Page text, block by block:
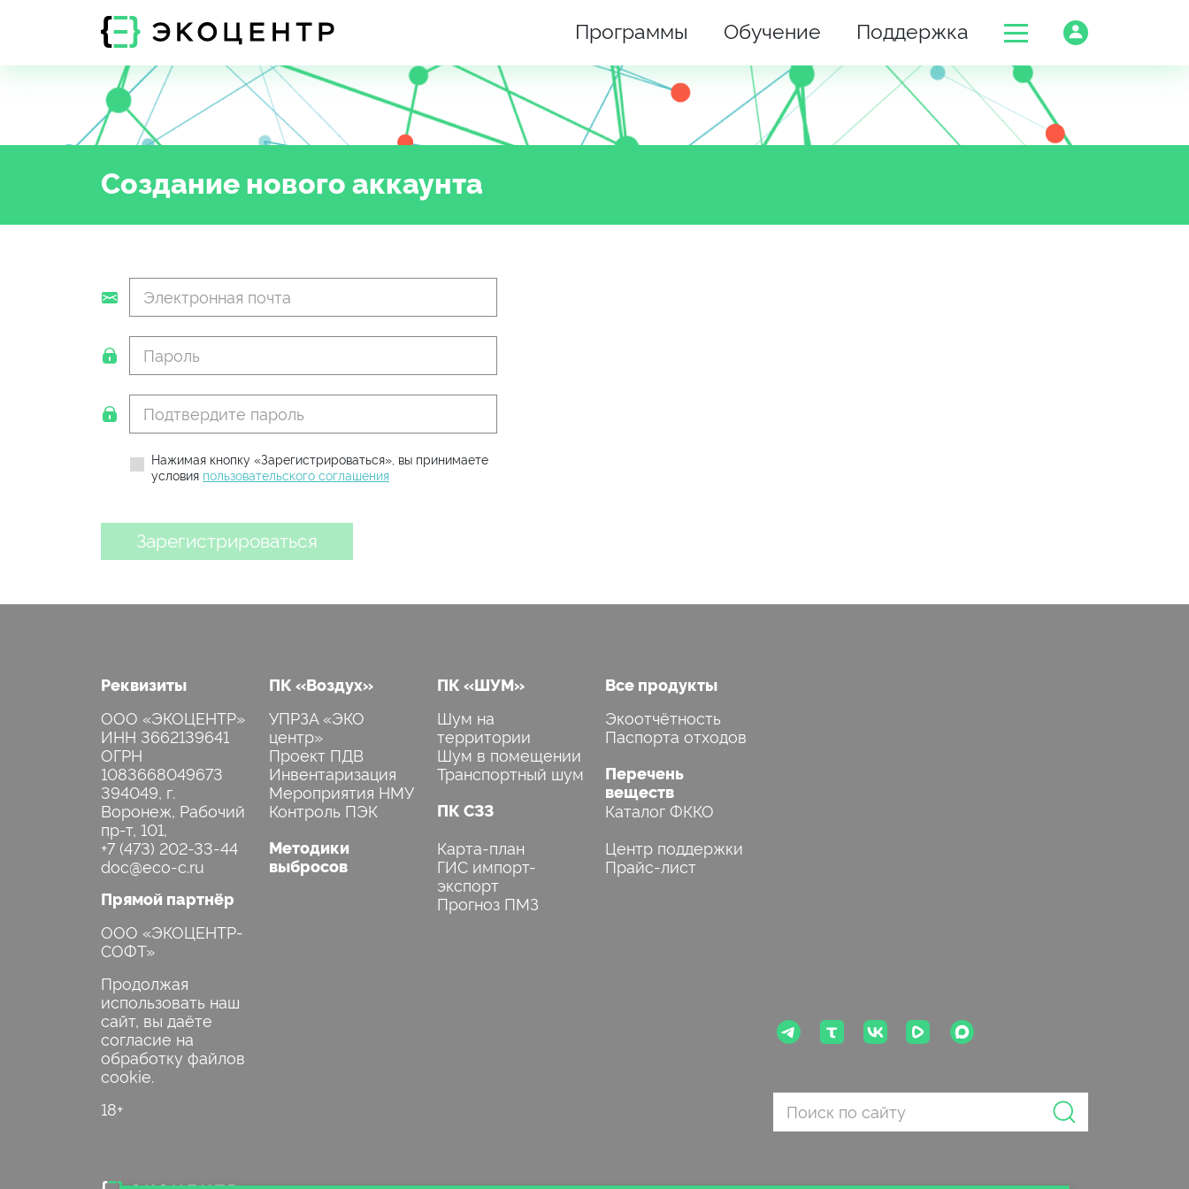
Программы Обучение Поддержка
Создание нового аккаунта
Нажимая кнопку «Зарегистрироваться», вы принимаете
условия пользовательского соглашения
Зарегистрироваться
Реквизиты
ООО «ЭКОЦЕНТР»
ИНН 3662139641
ОГРН
1083668049673
394049, г.
Воронеж, Рабочий
+7 (473) 202-33-44
Прямой партнёр
ООО «ЭКОЦЕНТР-
СОФТ»
Продолжая
использовать наш
сайт, вы даёте
согласие на
обработку файлов
cookie.
18+
ПК «Воздух»
УПРЗА «ЭКО
центр»
Проект ПДВ
Инвентаризация
Мероприятия НМУ
Контроль ПЭК
Методики
выбросов
ПК «ШУМ»
Шум на
территории
Шум в помещении
Транспортный шум
ПК СЗЗ
Карта-план
ГИС импорт-
экспорт
Прогноз ПМЗ
Все продукты
Экоотчётность
Паспорта отходов
Перечень
веществ
Каталог ФККО
Центр поддержки
Прайс-лист